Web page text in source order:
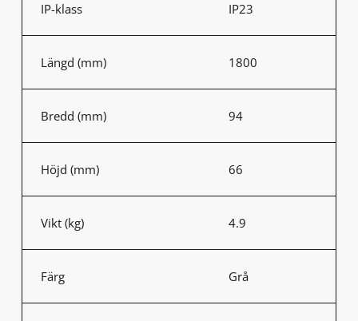
IP-klass IP23
Längd (mm) 1800
Bredd (mm) 94
Höjd (mm) 66
Vikt (kg) 4.9
Färg Grå